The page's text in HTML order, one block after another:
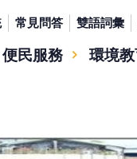
常見問答 雙語詞彙
便民服務 環境